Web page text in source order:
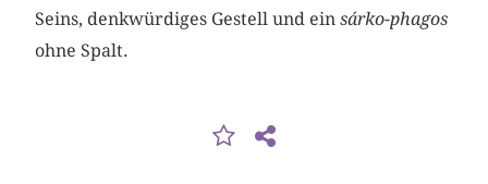
Seins, denkwürdiges Gestell und einsárko-phagos
ohne Spalt.